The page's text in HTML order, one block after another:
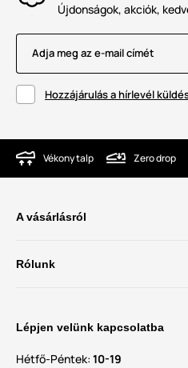
Újdonságok, akciók,
Adja meg az e-mail címét
Hozzájárulás a hírlevél
Vékony talp Zero drop
A vásárlásról
Rólunk
Lépjen velünk kapcsolatba
Hétfő-Péntek: 10-19